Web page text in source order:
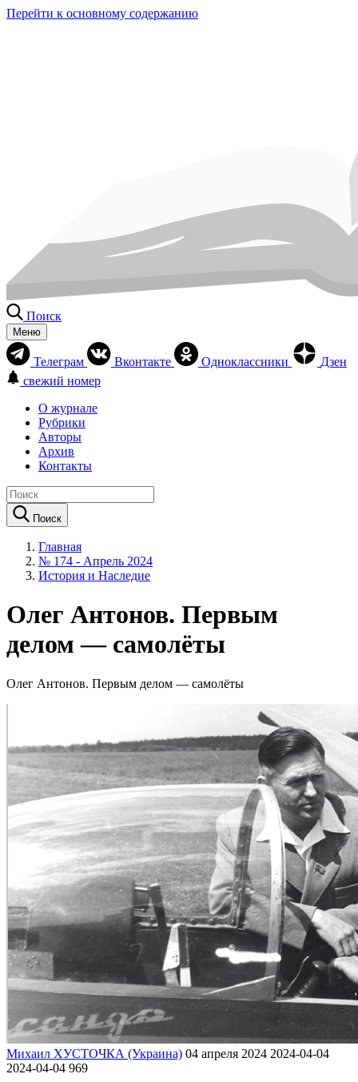
Перейти к основному содержанию
Поиск
Меню
Телеграм Вконтакте Одноклассники
Дзен
свежий номер
О журнале
Рубрики
Авторы
Архив
Контакты
Поиск
Главная
№ 174 - Апрель 2024
История и Наследие
Олег Антонов. Первым
делом — самолёты
Олег Антонов. Первым делом — самолёты
Михаил ХУСТОЧКА (Украина) 04 апреля 2024 2024-04-04
2024-04-04 969